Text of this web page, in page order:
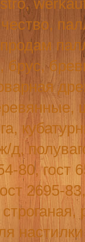
,
д,
80, гост
2695-